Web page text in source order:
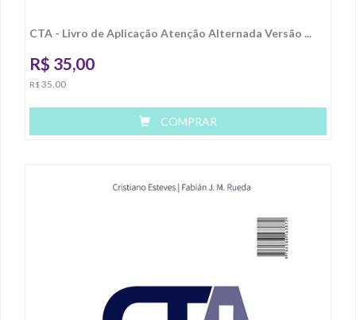
CTA - Livro de Aplicação Atenção Alternada Versão ...
R$ 35,00
R$35,00
COMPRAR